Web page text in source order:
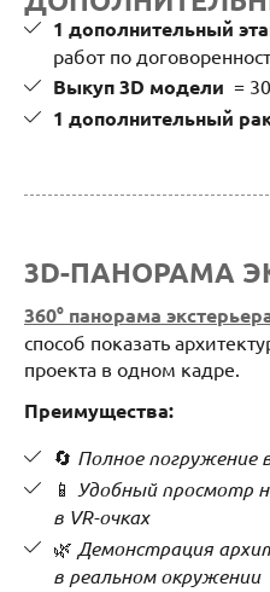
1 дополнительный
работ по
Выкуп 3D модели =
1 дополнительный
3D-ПАНОРАМА
360° панорама
способ показать
проекта в одном кадре.
Преимущества:
🔄 Полное погружение
📱 Удобный просмотр
в VR-очках
🌿 Демонстрация
в реальном окружении